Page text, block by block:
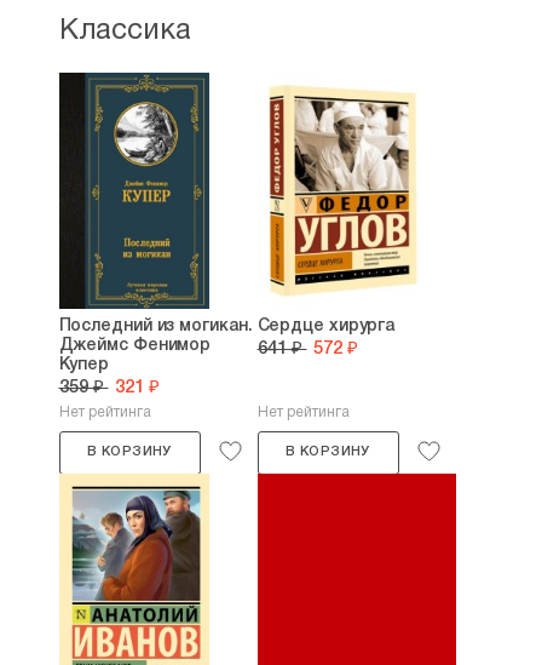
Классика
Последний из могикан.
Джеймс Фенимор
Купер
359 ₽ 321 ₽
Нет рейтинга
В КОРЗИНУ
Сердце хирурга
641 ₽ 572 ₽
Нет рейтинга
В КОРЗИНУ